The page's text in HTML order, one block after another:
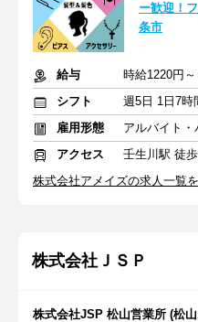
ー歓迎！
条市
給与
時給1220円
シフト
週5日 1日7時
雇用形態
アルバイト・
アクセス
壬生川駅 徒
株式会社アメイズの求人一覧
株式会社ＪＳＰ
株式会社JSP 松山営業所 (松